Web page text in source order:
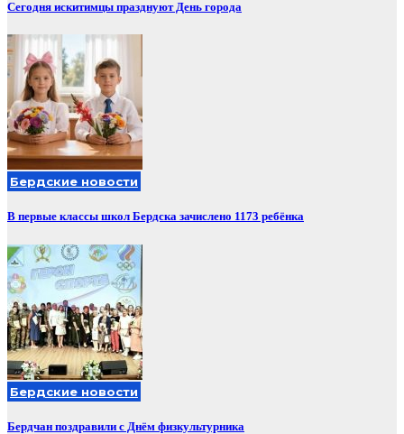
Сегодня искитимцы празднуют День города
Бердские новости
В первые классы школ Бердска зачислено 1173 ребёнка
Бердские новости
Бердчан поздравили с Днём физкультурника